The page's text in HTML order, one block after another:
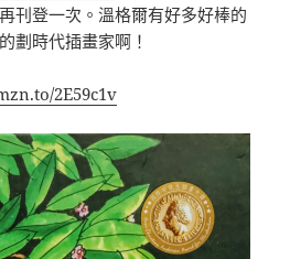
刊登一次。溫格爾有好多好棒的
劃時代插畫家啊！
2E59c1v